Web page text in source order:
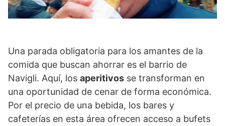
Una parada obligatoria para los amantes de la
comida que buscan ahorrar es el barrio de
Navigli. Aquí, los aperitivos se transforman en
una oportunidad de cenar de forma económica.
Por el precio de una bebida, los bares y
cafeterías en esta área ofrecen acceso a bufets